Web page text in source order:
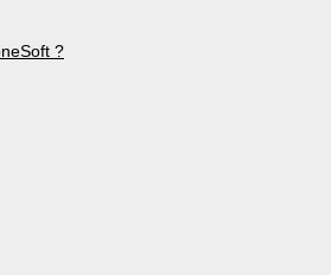
?